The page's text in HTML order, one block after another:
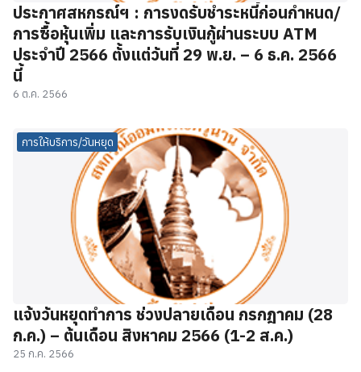
ประกาศสหกรณ์ฯ : การงดรับชำระหนี้ก่อนกำหนด/
การซื้อหุ้นเพิ่ม และการรับเงินกู้ผ่านระบบ ATM
ประจำปี 2566 ตั้งแต่วันที่ 29 พ.ย. – 6 ธ.ค. 2566
นี้
6 ต.ค. 2566
การให้บริการ/วันหยุด
แจ้งวันหยุดทำการ ช่วงปลายเดือน กรกฎาคม (28
ก.ค.) – ต้นเดือน สิงหาคม 2566 (1-2 ส.ค.)
25 ก.ค. 2566